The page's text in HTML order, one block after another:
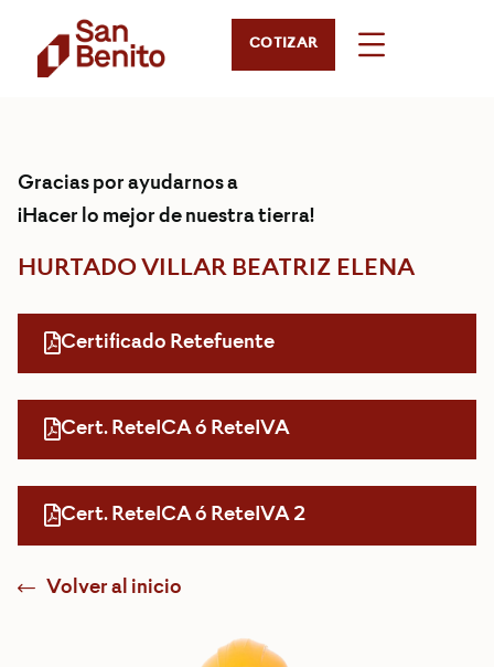
COTIZAR
Gracias por ayudarnos a
¡Hacer lo mejor de nuestra tierra!
HURTADO VILLAR BEATRIZ ELENA
Certificado Retefuente
Cert. ReteICA ó ReteIVA
Cert. ReteICA ó ReteIVA 2
Volver al inicio